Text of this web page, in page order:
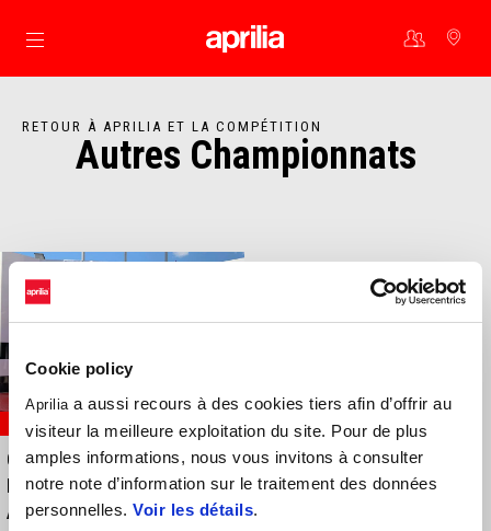
Cookie policy
Aprilia a aussi recours à des cookies tiers afin d’offrir au
visiteur la meilleure exploitation du site. Pour de plus
amples informations, nous vous invitons à consulter
notre note d’information sur le traitement des données
personnelles. Voir les détails.
Aller au contenu principal
RETOUR À APRILIA ET LA COMPÉTITION
Autres Championnats
RACING
GERMAN ENDURANCE,
DOUBLE PODIUM FOR
APRILIA IN MOST